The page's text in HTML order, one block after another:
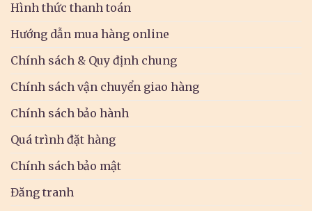
Hình thức thanh toán
Hướng dẫn mua hàng online
Chính sách & Quy định chung
Chính sách vận chuyển giao hàng
Chính sách bảo hành
Quá trình đặt hàng
Chính sách bảo mật
Đăng tranh